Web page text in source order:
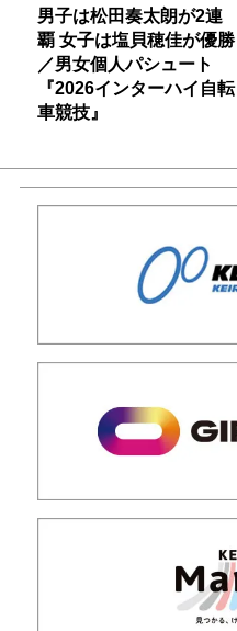
男子は松田奏太朗が2連
覇 女子は塩貝穂佳が優勝
／男女個人パシュート
『2026インターハイ自転
車競技』